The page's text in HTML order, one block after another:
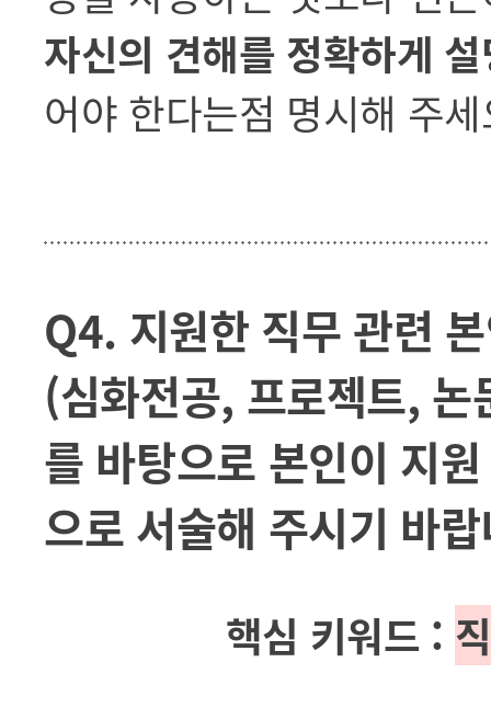
자신의 견해를 정확하게
어야 한다는점 명시해 주
Q4. 지원한 직무 관련
(심화전공, 프로젝트,
를 바탕으로 본인이 지
으로 서술해 주시기 바
핵심 키워드 :